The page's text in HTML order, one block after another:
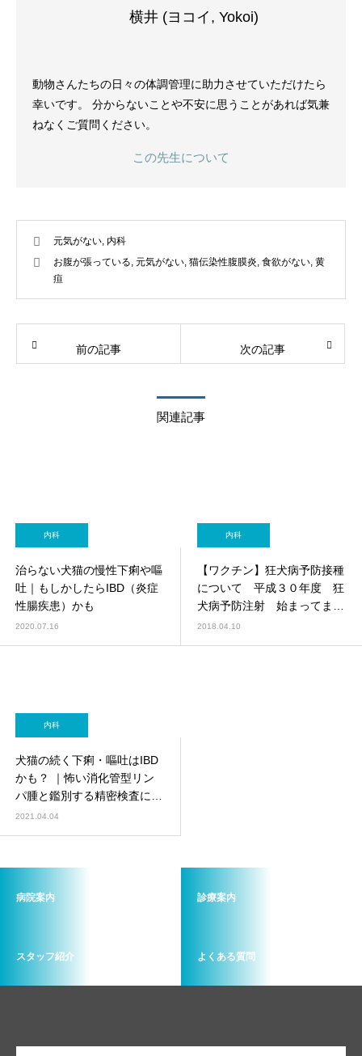
横井 (ヨコイ, Yokoi)
動物さんたちの日々の体調管理に助力させていただけたら
幸いです。 分からないことや不安に思うことがあれば気兼
ねなくご質問ください。
この先生について
元気がない, 内科
お腹が張っている, 元気がない, 猫伝染性腹膜炎, 食欲がない, 黄
疸
前の記事 次の記事
関連記事
内科
治らない犬猫の慢性下痢や嘔
吐｜もしかしたらIBD（炎症
性腸疾患）かも
2020.07.16
内科
【ワクチン】狂犬病予防接種
について 平成３０年度 狂
犬病予防注射 始まってま
す！渋谷区登録代行行ってま
2018.04.10
内科
犬猫の続く下痢・嘔吐はIBD
かも？ ｜怖い消化管型リン
パ腫と鑑別する精密検査につ
いて
2021.04.04
病院案内 診療案内
スタッフ紹介 よくある質問